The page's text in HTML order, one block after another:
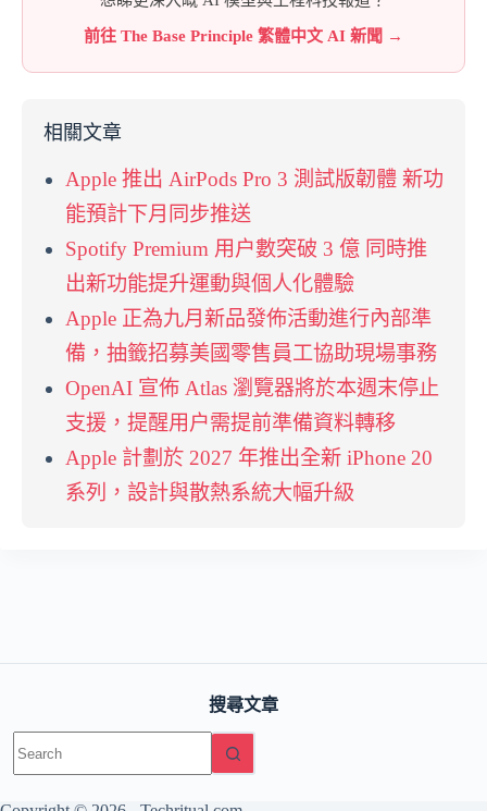
前往 The Base Principle 繁體中文 AI 新聞 →
相關文章
Apple 推出 AirPods Pro 3 測試版韌體 新功
能預計下月同步推送
Spotify Premium 用户數突破 3 億 同時推
出新功能提升運動與個人化體驗
Apple 正為九月新品發佈活動進行內部準
備，抽籤招募美國零售員工協助現場事務
OpenAI 宣佈 Atlas 瀏覽器將於本週末停止
支援，提醒用户需提前準備資料轉移
Apple 計劃於 2027 年推出全新 iPhone 20
系列，設計與散熱系統大幅升級
搜尋文章
results